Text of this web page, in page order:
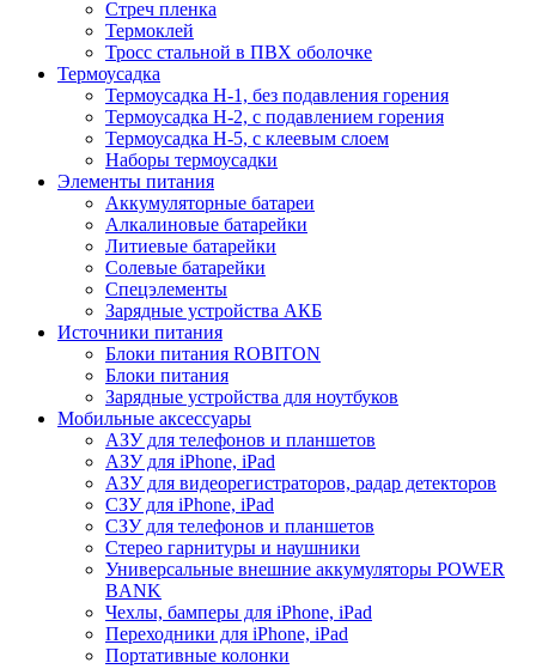
Стреч пленка
Термоклей
Тросс стальной в ПВХ оболочке
Термоусадка
Термоусадка H-1, без подавления горения
Термоусадка H-2, с подавлением горения
Термоусадка H-5, с клеевым слоем
Наборы термоусадки
Элементы питания
Аккумуляторные батареи
Алкалиновые батарейки
Литиевые батарейки
Солевые батарейки
Спецэлементы
Зарядные устройства АКБ
Источники питания
Блоки питания ROBITON
Блоки питания
Зарядные устройства для ноутбуков
Мобильные аксессуары
АЗУ для телефонов и планшетов
АЗУ для iPhone, iPad
АЗУ для видеорегистраторов, радар детекторов
СЗУ для iPhone, iPad
СЗУ для телефонов и планшетов
Стерео гарнитуры и наушники
Универсальные внешние аккумуляторы POWER
BANK
Чехлы, бамперы для iPhone, iPad
Переходники для iPhone, iPad
Портативные колонки